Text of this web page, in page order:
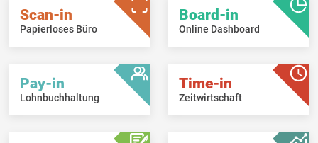
Scan-in
Papierloses Büro
Board-in
Online Dashboard
Pay-in
Lohnbuchhaltung
Time-in
Zeitwirtschaft